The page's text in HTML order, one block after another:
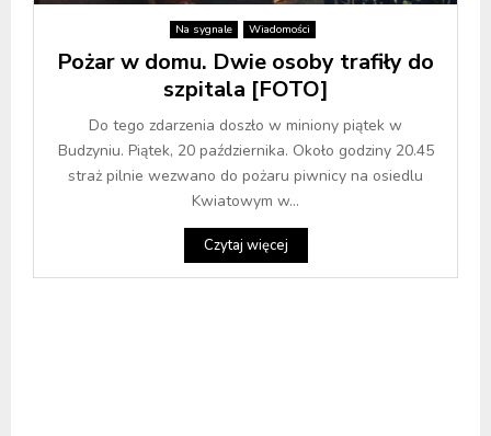
Na sygnale Wiadomości
Pożar w domu. Dwie osoby trafiły do
szpitala [FOTO]
Do tego zdarzenia doszło w miniony piątek w
Budzyniu. Piątek, 20 października. Około godziny 20.45
straż pilnie wezwano do pożaru piwnicy na osiedlu
Kwiatowym w...
Czytaj więcej